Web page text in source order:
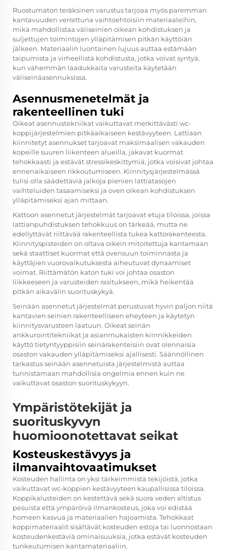
Ruostumaton teräksinen varustus tarjoaa myös paremman
kantavuuden verrattuna vaihtoehtoisiin materiaaleihin,
mikä mahdollistaa väliseinien oikean kohdistuksen ja
suljettujen toimintojen ylläpitämisen pitkän käyttöiän
jälkeen. Materiaalin luontainen lujuus auttaa estämään
taipumista ja virheellistä kohdistusta, jotka voivat syntyä,
kun vähemmän laadukkaita varusteita käytetään
väliseinäasennuksissa.
Asennusmenetelmät ja
rakenteellinen tuki
Oikeat asennustekniikat vaikuttavat merkittävästi wc-
koppijärjestelmien pitkäaikaiseen kestävyyteen. Lattiaan
kiinnitetyt asennukset tarjoavat maksimaalisen vakauden
kopeille suuren liikenteen alueilla, jakavat kuormat
tehokkaasti ja estävät stressikeskittymiä, jotka voisivat johtaa
ennenaikaiseen rikkoutumiseen. Kiinnitysjärjestelmässä
tulisi olla säädettäviä jalkoja pienien lattiatasojen
vaihteluiden tasaamiseksi ja oven oikean kohdistuksen
ylläpitämiseksi ajan mittaan.
Kattoon asennetut järjestelmät tarjoavat etuja tiloissa, joissa
lattianpuhdistuksen tehokkuus on tärkeää, mutta ne
edellyttävät riittävää rakenteellista tukea kattorakenteesta.
Kiinnityspisteiden on oltava oikein mitoitettuja kantamaan
sekä staattiset kuormat että ovensuun toiminnasta ja
käyttäjien vuorovaikutuksesta aiheutuvat dynaamiset
voimat. Riittämätön katon tuki voi johtaa osaston
liikkeeseen ja varusteiden rasitukseen, mikä heikentää
pitkän aikavälin suorituskykyä.
Seinään asennetut järjestelmät perustuvat hyvin paljon niitä
kantavien seinien rakenteelliseen eheyteen ja käytetyn
kiinnitysvarusteen laatuun. Oikeat seinän
ankkurointitekniikat ja asianmukaisten kiinnikkeiden
käyttö tietyntyyppisiin seinärakenteisiin ovat olennaisia
osaston vakauden ylläpitämiseksi ajallisesti. Säännöllinen
tarkastus seinään asennetuista järjestelmistä auttaa
tunnistamaan mahdollisia ongelmia ennen kuin ne
vaikuttavat osaston suorituskykyyn.
Ympäristötekijät ja
suorituskyvyn
huomioonotettavat seikat
Kosteuskestävyys ja
ilmanvaihtovaatimukset
Kosteuden hallinta on yksi tärkeimmistä tekijöistä, jotka
vaikuttavat wc-koppien kestävyyteen kaupallisissa tiloissa.
Koppikalusteiden on kestettävä sekä suora veden altistus
pesuista että ympäröivä ilmankosteus, joka voi edistää
homeen kasvua ja materiaalien hajoamista. Tehokkaat
koppimateriaalit sisältävät kosteuden estoja tai luonnostaan
kosteudenkestäviä ominaisuuksia, jotka estävät kosteuden
tunkeutumisen kantamateriaaliin.